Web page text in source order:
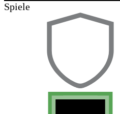
Spiele